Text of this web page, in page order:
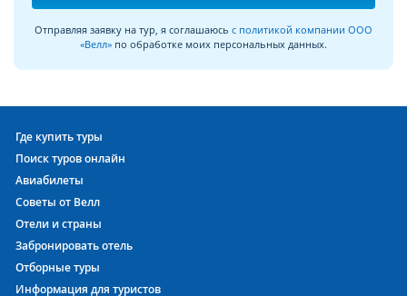
Отправляя заявку на тур, я соглашаюсь с политикой компании ООО
«Велл» по обработке моих персональных данных.
Где купить туры
Поиск туров онлайн
Авиабилеты
Советы от Велл
Отели и страны
Забронировать отель
Отборные туры
Информация для туристов